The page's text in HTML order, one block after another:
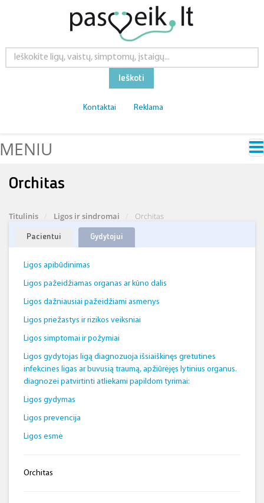
Ieškoti
Kontaktai Reklama
MENIU
Orchitas
Titulinis Ligos ir sindromai Orchitas
Pacientui Gydytojui
Ligos apibūdinimas
Ligos pažeidžiamas organas ar kūno dalis
Ligos dažniausiai pažeidžiami asmenys
Ligos priežastys ir rizikos veiksniai
Ligos simptomai ir požymiai
Ligos gydytojas ligą diagnozuoja išsiaiškinęs gretutines
infekcines ligas ar buvusią traumą, apžiūrėjęs lytinius organus.
diagnozei patvirtinti atliekami papildom tyrimai:
Ligos gydymas
Ligos prevencija
Ligos esmė
Orchitas